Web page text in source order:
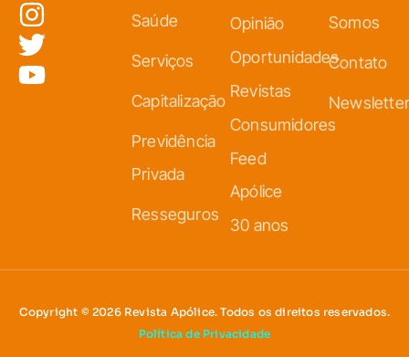
Saúde
Serviços
Capitalização
Previdência
Privada
Resseguros
Opinião
Oportunidades
Revistas
Consumidores
Feed
Apólice
30 anos
Somos
Contato
Newsletter
Copyright © 2026 Revista Apólice. Todos os direitos reservados.
Política de Privacidade